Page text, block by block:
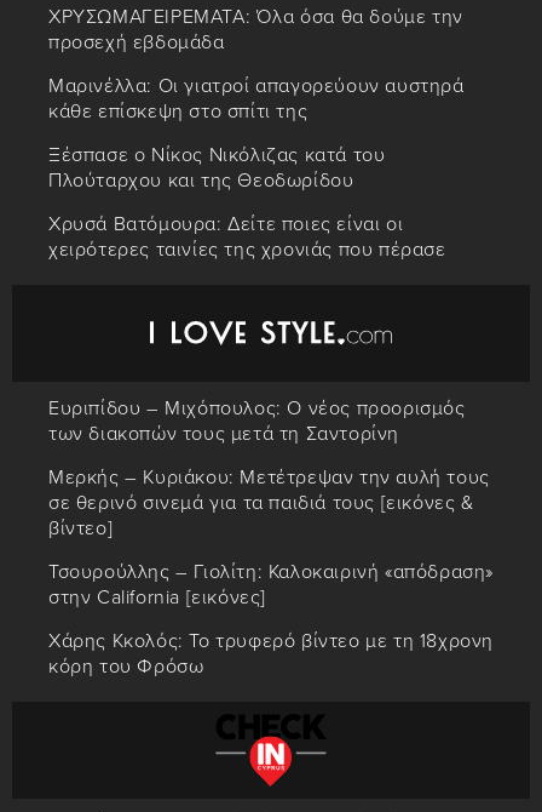
ΧΡΥΣΩΜΑΓΕΙΡΕΜΑΤΑ: Όλα όσα θα δούμε την
προσεχή εβδομάδα
Μαρινέλλα: Οι γιατροί απαγορεύουν αυστηρά
κάθε επίσκεψη στο σπίτι της
Ξέσπασε ο Νίκος Νικόλιζας κατά του
Πλούταρχου και της Θεοδωρίδου
Χρυσά Βατόμουρα: Δείτε ποιες είναι οι
χειρότερες ταινίες της χρονιάς που πέρασε
Ευριπίδου – Μιχόπουλος: Ο νέος προορισμός
των διακοπών τους μετά τη Σαντορίνη
Μερκής – Κυριάκου: Μετέτρεψαν την αυλή τους
σε θερινό σινεμά για τα παιδιά τους [εικόνες &
βίντεο]
Τσουρούλλης – Γιολίτη: Καλοκαιρινή «απόδραση»
στην California [εικόνες]
Χάρης Κκολός: Το τρυφερό βίντεο με τη 18χρονη
κόρη του Φρόσω